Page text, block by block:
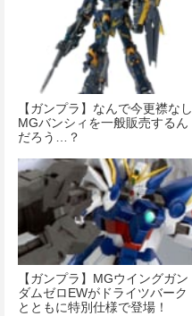
【ガンプラ】なんで今更襟なし
MGバンシィを一般販売するん
だろう…？
【ガンプラ】MGウイングガン
ダムゼロEWがドライツバーク
とともに特別仕様で登場！